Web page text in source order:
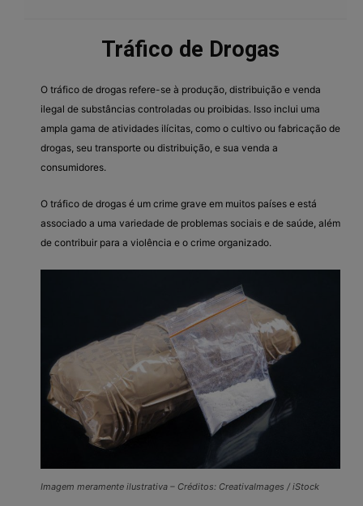
Tráfico de Drogas
O tráfico de drogas refere-se à produção, distribuição e venda
ilegal de substâncias controladas ou proibidas. Isso inclui uma
ampla gama de atividades ilícitas, como o cultivo ou fabricação de
drogas, seu transporte ou distribuição, e sua venda a
consumidores.
O tráfico de drogas é um crime grave em muitos países e está
associado a uma variedade de problemas sociais e de saúde, além
de contribuir para a violência e o crime organizado.
Imagem meramente ilustrativa – Créditos: CreativaImages / iStock